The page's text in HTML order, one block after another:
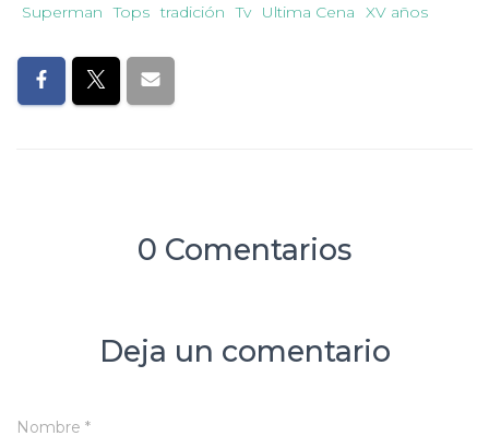
Superman
Tops tradición Tv Ultima Cena XV años
0 Comentarios
Deja un comentario
Nombre *